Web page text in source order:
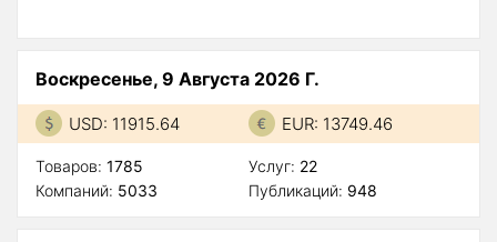
Воскресенье, 9 Августа 2026 Г.
USD: 11915.64 EUR: 13749.46
Товаров: 1785
Компаний: 5033
Услуг: 22
Публикаций: 948